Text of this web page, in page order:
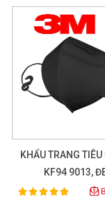
KHẨU TRANG TIÊU
KF94 9013,
Rating:
100%